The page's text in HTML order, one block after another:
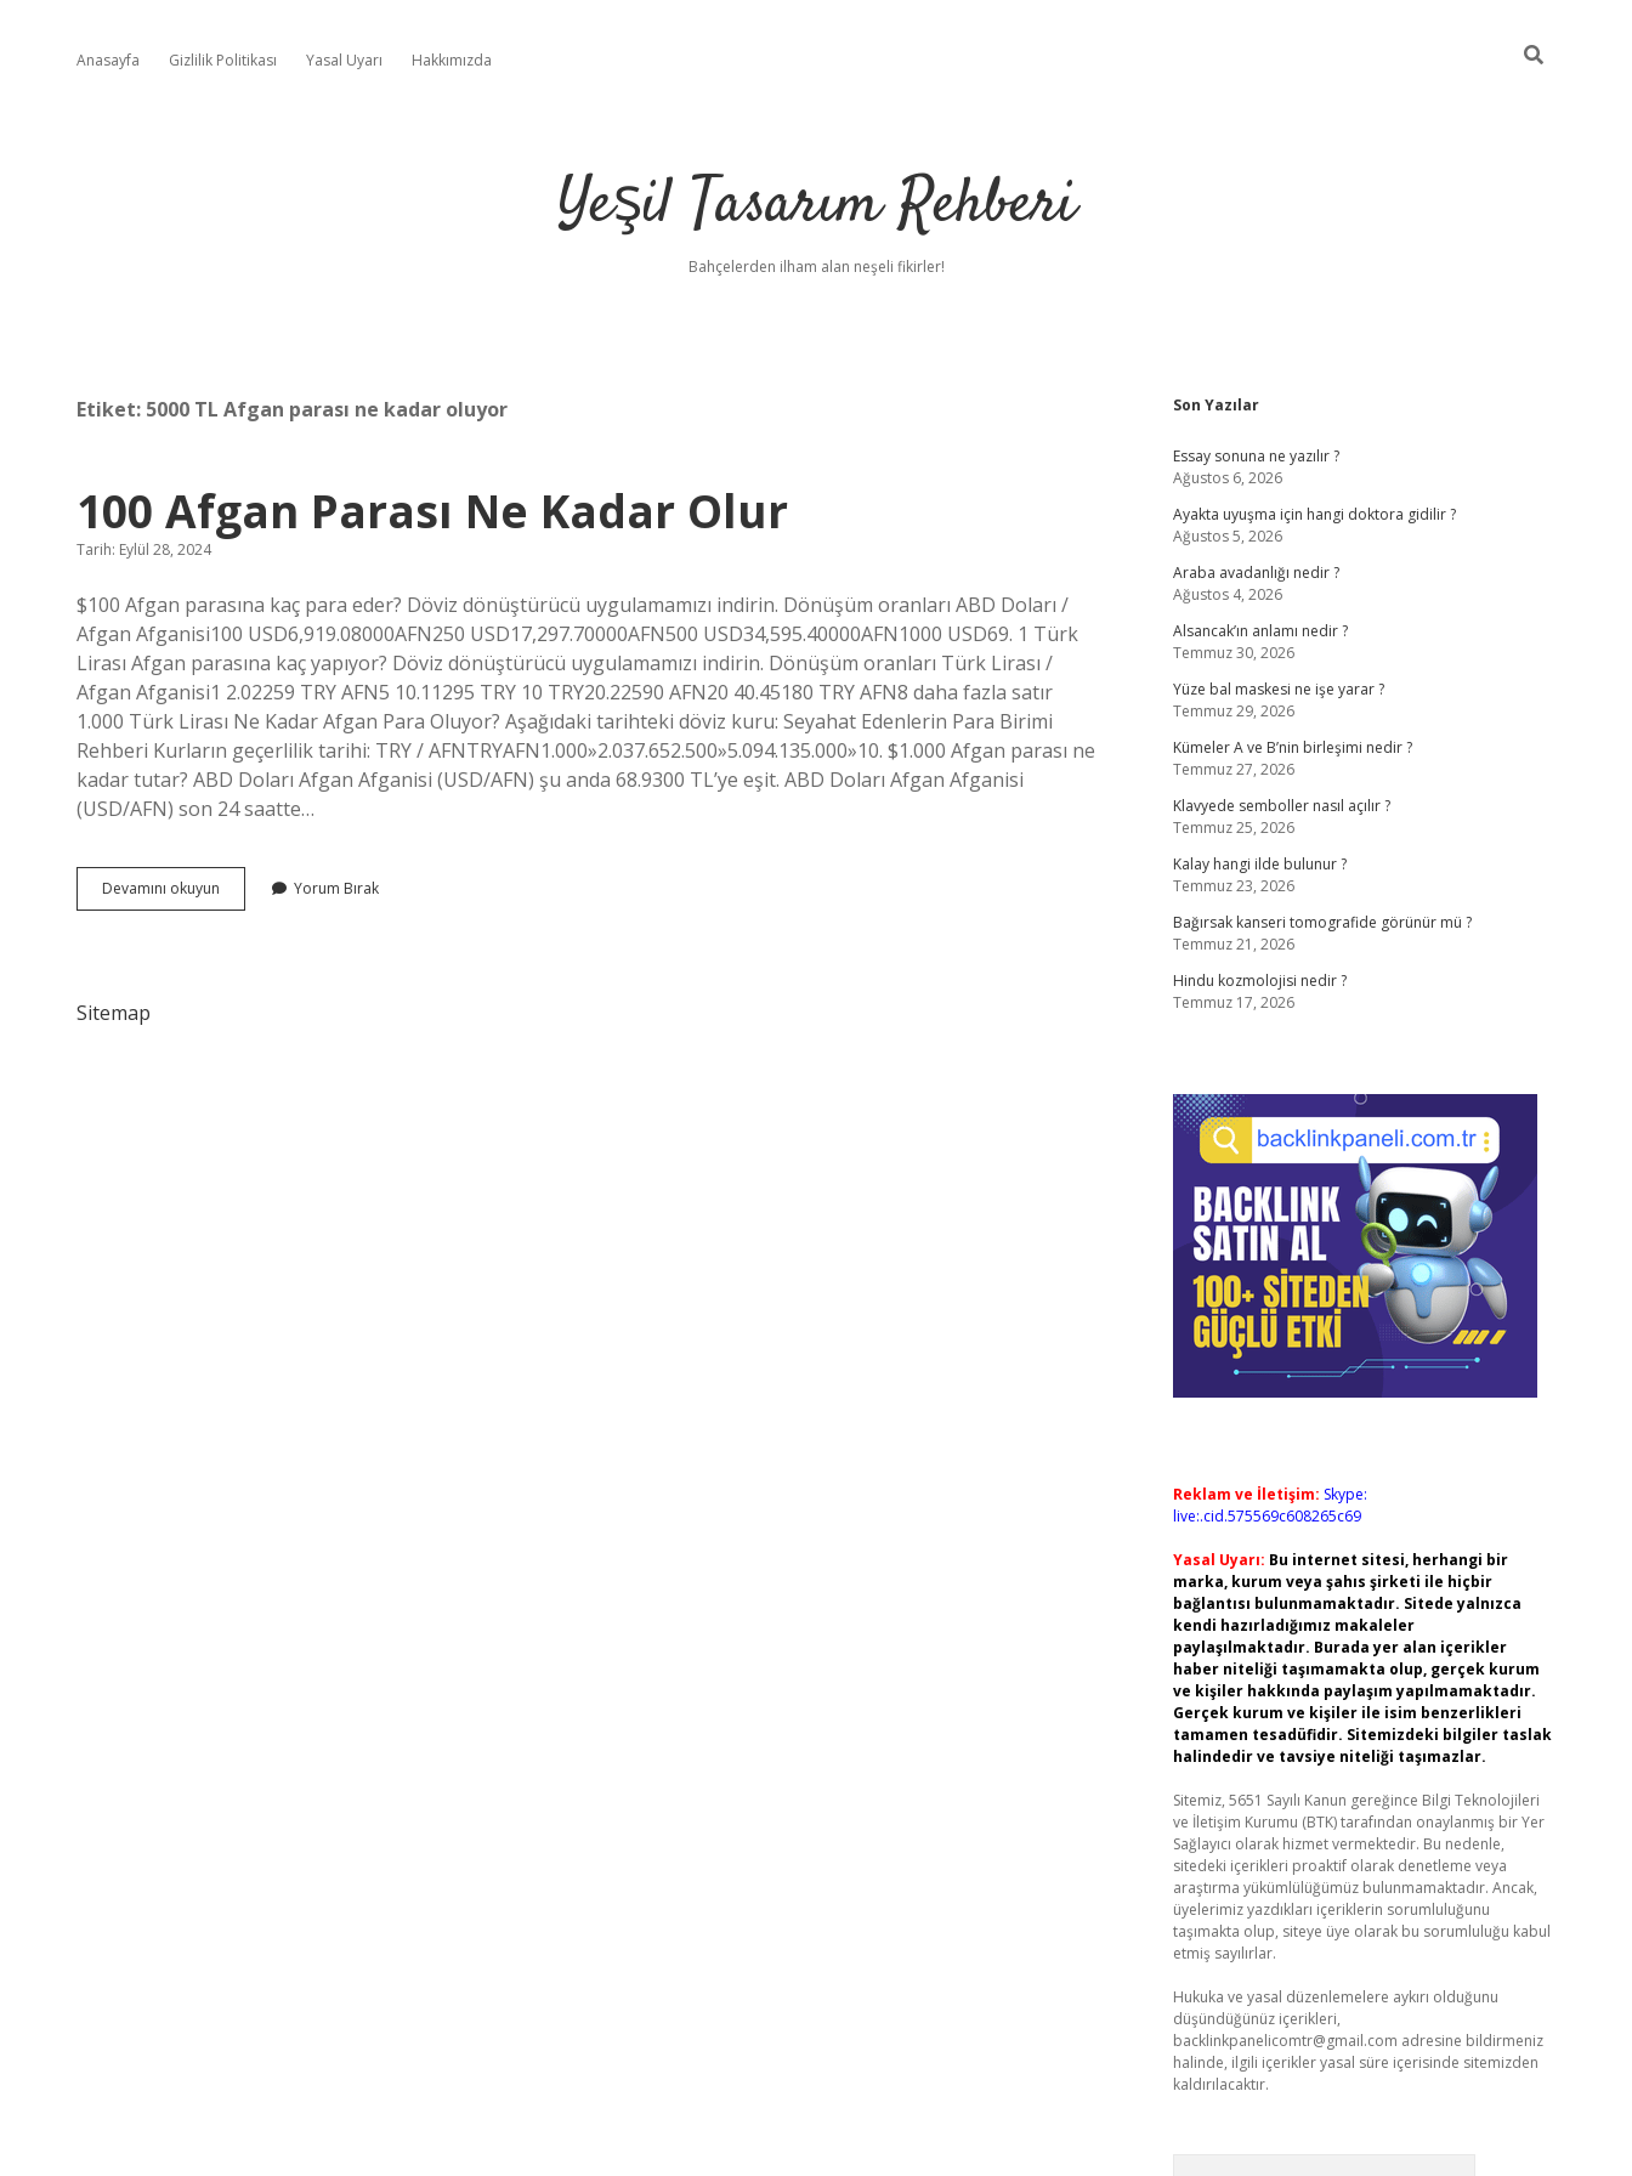
Anasayfa Gizlilik Politikası Yasal Uyarı Hakkımızda
Yeşil Tasarım Rehberi
Bahçelerden ilham alan neşeli fikirler!
Etiket: 5000 TL Afgan parası ne kadar oluyor
100 Afgan Parası Ne Kadar Olur
Tarih: Eylül 28, 2024
$100 Afgan parasına kaç para eder? Döviz dönüştürücü uygulamamızı indirin. Dönüşüm oranları ABD Doları /
Afgan Afganisi100 USD6,919.08000AFN250 USD17,297.70000AFN500 USD34,595.40000AFN1000 USD69. 1 Türk
Lirası Afgan parasına kaç yapıyor? Döviz dönüştürücü uygulamamızı indirin. Dönüşüm oranları Türk Lirası /
Afgan Afganisi1 2.02259 TRY AFN5 10.11295 TRY 10 TRY20.22590 AFN20 40.45180 TRY AFN8 daha fazla satır
1.000 Türk Lirası Ne Kadar Afgan Para Oluyor? Aşağıdaki tarihteki döviz kuru: Seyahat Edenlerin Para Birimi
Rehberi Kurların geçerlilik tarihi: TRY / AFNTRYAFN1.000»2.037.652.500»5.094.135.000»10. $1.000 Afgan parası ne
kadar tutar? ABD Doları Afgan Afganisi (USD/AFN) şu anda 68.9300 TL’ye eşit. ABD Doları Afgan Afganisi
(USD/AFN) son 24 saatte…
Devamını okuyun
Afgan
Yorum Bırak
Sitemap
Sidebar
Son Yazılar
Essay sonuna ne yazılır ?
Ağustos 6, 2026
Ayakta uyuşma için hangi doktora gidilir ?
Ağustos 5, 2026
Araba avadanlığı nedir ?
Ağustos 4, 2026
Alsancak’ın anlamı nedir ?
Temmuz 30, 2026
Yüze bal maskesi ne işe yarar ?
Temmuz 29, 2026
Kümeler A ve B’nin birleşimi nedir ?
Temmuz 27, 2026
Klavyede semboller nasıl açılır ?
Temmuz 25, 2026
Kalay hangi ilde bulunur ?
Temmuz 23, 2026
Bağırsak kanseri tomografide görünür mü ?
Temmuz 21, 2026
Hindu kozmolojisi nedir ?
Temmuz 17, 2026
Reklam ve İletişim: Skype:
live:.cid.575569c608265c69
Yasal Uyarı: Bu internet sitesi, herhangi bir
marka, kurum veya şahıs şirketi ile hiçbir
bağlantısı bulunmamaktadır. Sitede yalnızca
kendi hazırladığımız makaleler
paylaşılmaktadır. Burada yer alan içerikler
haber niteliği taşımamakta olup, gerçek kurum
ve kişiler hakkında paylaşım yapılmamaktadır.
Gerçek kurum ve kişiler ile isim benzerlikleri
tamamen tesadüfidir. Sitemizdeki bilgiler taslak
halindedir ve tavsiye niteliği taşımazlar.
Sitemiz, 5651 Sayılı Kanun gereğince Bilgi Teknolojileri
ve İletişim Kurumu (BTK) tarafından onaylanmış bir Yer
Sağlayıcı olarak hizmet vermektedir. Bu nedenle,
sitedeki içerikleri proaktif olarak denetleme veya
araştırma yükümlülüğümüz bulunmamaktadır. Ancak,
üyelerimiz yazdıkları içeriklerin sorumluluğunu
taşımakta olup, siteye üye olarak bu sorumluluğu kabul
etmiş sayılırlar.
Hukuka ve yasal düzenlemelere aykırı olduğunu
düşündüğünüz içerikleri,
backlinkpanelicomtr@gmail.com adresine bildirmeniz
halinde, ilgili içerikler yasal süre içerisinde sitemizden
kaldırılacaktır.